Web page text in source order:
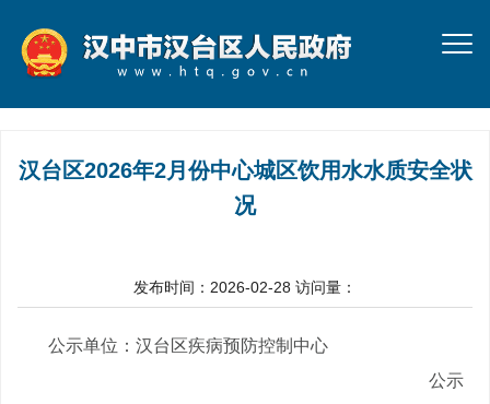
汉台区2026年2月份中心城区饮用水水质安全状
况
发布时间：2026-02-28 访问量：
公示单位：汉台区疾病预防控制中心
公示